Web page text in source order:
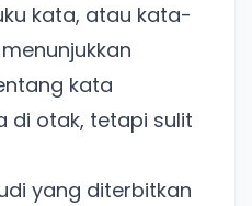
kata, atau kata-
kata
di otak, tetapi sulit
yang diterbitkan